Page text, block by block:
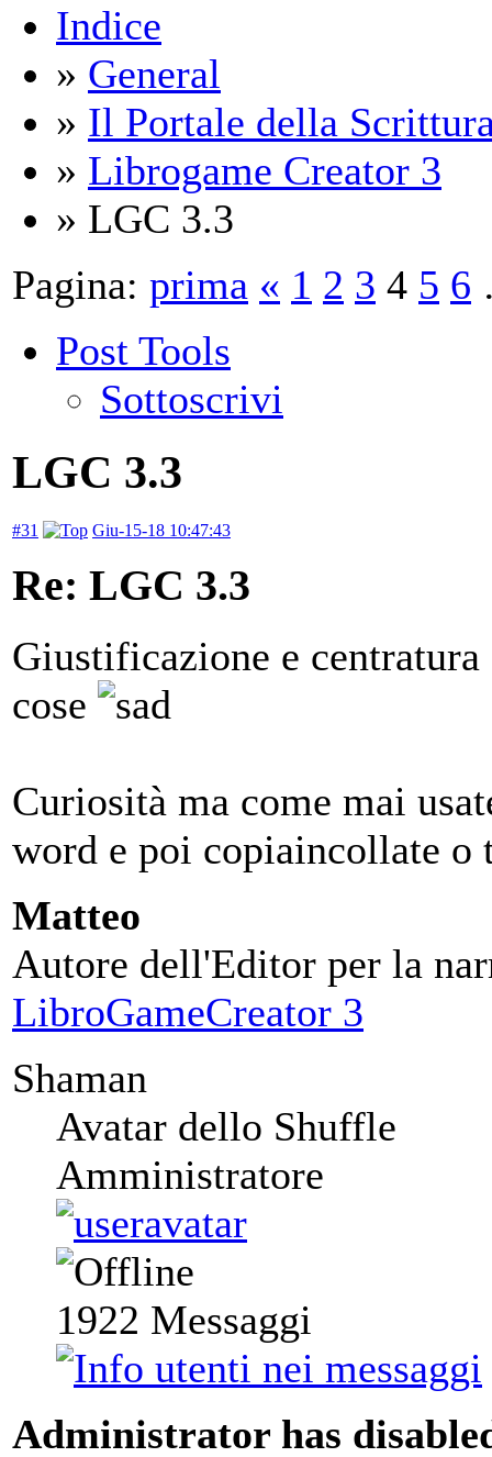
Indice
» General
» Il Portale della
» Librogame Creator 3
» LGC 3.3
Pagina: prima « 1 2 3 4 5 6
Post Tools
Sottoscrivi
LGC 3.3
#31 Giu-15-18 10:47:43
Re: LGC 3.3
Giustificazione e
cose
Curiosità ma come mai
word e poi copiaincollate o
Matteo
Autore dell'Editor per la
LibroGameCreator 3
Shaman
Avatar dello Shuffle
Amministratore
1922 Messaggi
Administrator has